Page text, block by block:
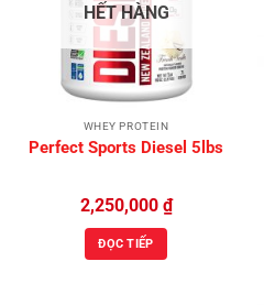
HẾT HÀNG
WHEY PROTEIN
Perfect Sports Diesel 5lbs
2,250,000 ₫
ĐỌC TIẾP